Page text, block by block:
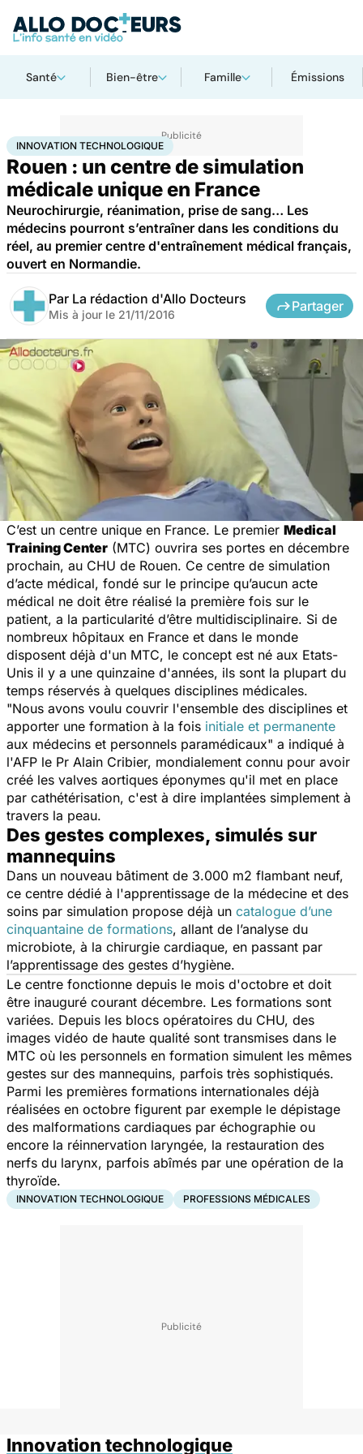
Santé Bien-être Famille Émissions
AccueilSantéInnovation technologique
INNOVATION TECHNOLOGIQUE
Rouen : un centre de simulation
médicale unique en France
Neurochirurgie, réanimation, prise de sang… Les
médecins pourront s’entraîner dans les conditions du
réel, au premier centre d'entraînement médical français,
ouvert en Normandie.
Par La rédaction d'Allo Docteurs
Mis à jour le 21/11/2016
Partager
C’est un centre unique en France. Le premier Medical
Training Center (MTC) ouvrira ses portes en décembre
prochain, au CHU de Rouen. Ce centre de simulation
d’acte médical, fondé sur le principe qu’aucun acte
médical ne doit être réalisé la première fois sur le
patient, a la particularité d’être multidisciplinaire. Si de
nombreux hôpitaux en France et dans le monde
disposent déjà d'un MTC, le concept est né aux Etats-
Unis il y a une quinzaine d'années, ils sont la plupart du
temps réservés à quelques disciplines médicales.
"Nous avons voulu couvrir l'ensemble des disciplines et
apporter une formation à la fois initiale et permanente
aux médecins et personnels paramédicaux" a indiqué à
l'AFP le Pr Alain Cribier, mondialement connu pour avoir
créé les valves aortiques éponymes qu'il met en place
par cathétérisation, c'est à dire implantées simplement à
travers la peau.
Des gestes complexes, simulés sur
mannequins
Dans un nouveau bâtiment de 3.000 m2 flambant neuf,
ce centre dédié à l'apprentissage de la médecine et des
soins par simulation propose déjà un catalogue d’une
cinquantaine de formations, allant de l’analyse du
microbiote, à la chirurgie cardiaque, en passant par
l’apprentissage des gestes d’hygiène.
Le centre fonctionne depuis le mois d'octobre et doit
être inauguré courant décembre. Les formations sont
variées. Depuis les blocs opératoires du CHU, des
images vidéo de haute qualité sont transmises dans le
MTC où les personnels en formation simulent les mêmes
gestes sur des mannequins, parfois très sophistiqués.
Parmi les premières formations internationales déjà
réalisées en octobre figurent par exemple le dépistage
des malformations cardiaques par échographie ou
encore la réinnervation laryngée, la restauration des
nerfs du larynx, parfois abîmés par une opération de la
thyroïde.
INNOVATION TECHNOLOGIQUE PROFESSIONS MÉDICALES
Innovation technologique